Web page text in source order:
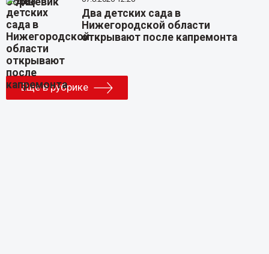
Два детских сада в
Нижегородской области
открывают после капремонта
Еще в рубрике